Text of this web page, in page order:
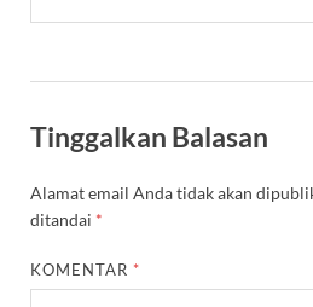
Tinggalkan Balasan
Alamat email Anda tidak akan
ditandai *
KOMENTAR *